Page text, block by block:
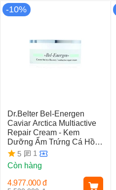
-10%
Dr.Belter Bel-Energen
Caviar Arctica Multiactive
Repair Cream - Kem
Dưỡng Ẩm Trứng Cá Hồi
(50ml)
5
1
Còn hàng
4.977.000 đ